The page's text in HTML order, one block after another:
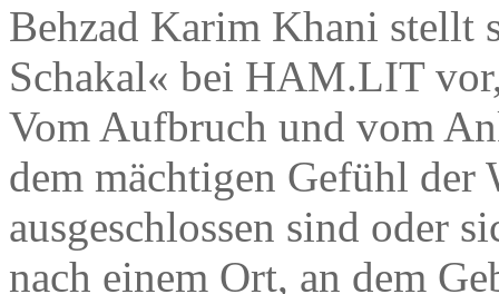
Behzad Karim Khani stellt
Schakal« bei HAM.LIT
Vom Aufbruch und vom
dem mächtigen Gefühl
ausgeschlossen sind oder
nach einem Ort, an dem